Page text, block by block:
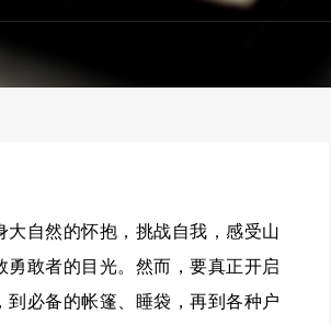
自然的怀抱，挑战自我，感受山
敢者的目光。然而，要真正开启
必备的帐篷、睡袋，再到各种户